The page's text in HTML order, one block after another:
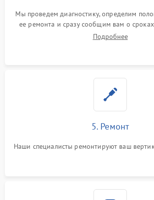
Мы проведем диагностику, определим
ее ремонта и сразу сообщим вам о
Подробнее
5. Ремонт
Наши специалисты ремонтируют ваш